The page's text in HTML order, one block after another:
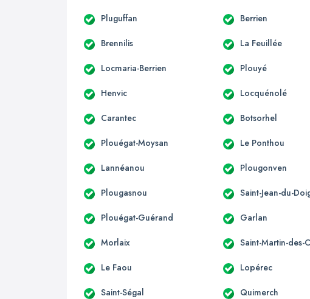
Pluguffan Berrien
Brennilis La Feuillée
Locmaria-Berrien Plouyé
Henvic Locquénolé
Carantec Botsorhel
Plouégat-Moysan Le Ponthou
Lannéanou Plougonven
Plougasnou Saint-Jean-du-
Plouégat-Guérand Garlan
Morlaix Saint-Martin-des-
Le Faou Lopérec
Saint-Ségal Quimerch